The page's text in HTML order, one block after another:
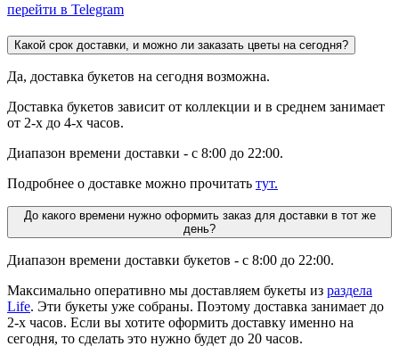
перейти в Telegram
Какой срок доставки, и можно ли заказать цветы на сегодня?
Да, доставка букетов на сегодня возможна.
Доставка букетов зависит от коллекции и в среднем занимает
от 2-х до 4-х часов.
Диапазон времени доставки - с 8:00 до 22:00.
Подробнее о доставке можно прочитать тут.
До какого времени нужно оформить заказ для доставки в тот же
день?
Диапазон времени доставки букетов - с 8:00 до 22:00.
Максимально оперативно мы доставляем букеты из раздела
Life. Эти букеты уже собраны. Поэтому доставка занимает до
2-х часов. Если вы хотите оформить доставку именно на
сегодня, то сделать это нужно будет до 20 часов.